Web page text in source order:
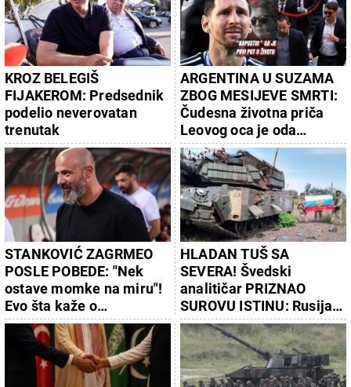
KROZ BELEGIŠ
FIJAKEROM: Predsednik
podelio neverovatan
trenutak
ARGENTINA U SUZAMA
ZBOG MESIJEVE SMRTI:
Čudesna životna priča
Leovog oca je oda
porodici - tata ga je sada
"prvi put napustio"
STANKOVIĆ ZAGRMEO
POSLE POBEDE: "Nek
ostave momke na miru"!
Evo šta kaže o
isključenju golmana!
HLADAN TUŠ SA
SEVERA! Švedski
analitičar PRIZNAO
SUROVU ISTINU: Rusija
potpuno DIKTIRA
PRAVILA na frontu –
Zapad nema odgovor!